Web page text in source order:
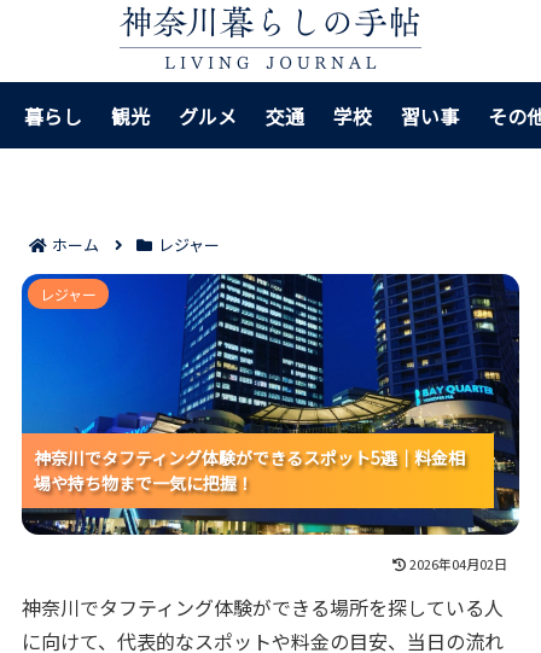
暮らし 観光 グルメ 交通 学校 習い事 その
ホーム レジャー
神奈川でタフティング体験ができるスポット5選｜料金
相場や持ち物まで一気に把握！
神奈川でタフティング体験ができるスポット5選｜料金相
場や持ち物まで一気に把握！
神奈川でタフティング体験ができるスポット5選｜料金相
場や持ち物まで一気に把握！
神奈川でタフティング体験ができるスポット5選｜料金相
場や持ち物まで一気に把握！
レジャー
2026年04月02日
神奈川でタフティング体験ができる場所を探している人
に向けて、代表的なスポットや料金の目安、当日の流れ